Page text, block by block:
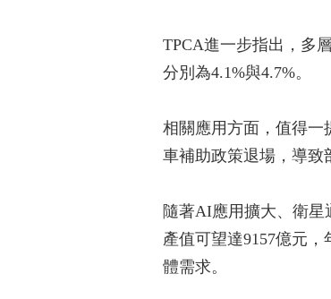
TPCA進一步指出，多
分別為4.1%與4.7%。
相關應用方面，值得一
車補助政策退場，導致
隨著AI應用擴大、衛星
產值可望達9157億元
體需求。